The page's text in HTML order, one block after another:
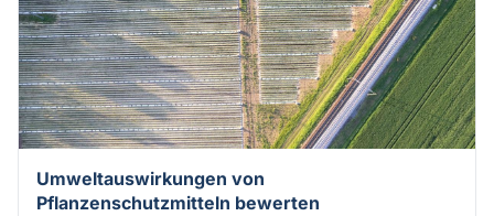
Umweltauswirkungen von
Pflanzenschutzmitteln bewerten